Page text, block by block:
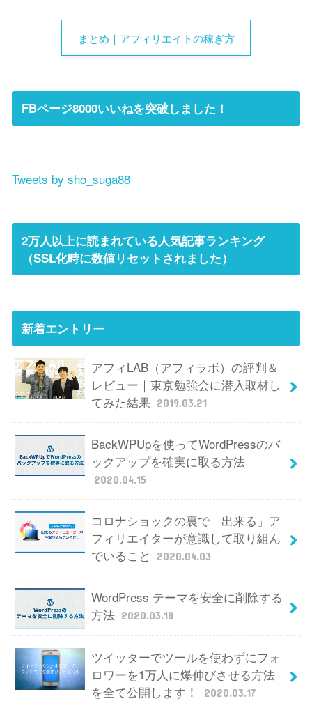
まとめ｜アフィリエイトの稼ぎ方
FBページ8000いいねを突破しました！
Tweets by sho_suga88
2万人以上に読まれている人気記事ランキング
（SSL化時に数値リセットされました）
新着エントリー
アフィLAB（アフィラボ）の評判＆
レビュー｜東京勉強会に潜入取材し
てみた結果
2019.03.21
BackWPUpを使ってWordPressのバ
ックアップを確実に取る方法
2020.04.15
コロナショックの裏で「出来る」ア
フィリエイターが意識して取り組ん
でいること
2020.04.03
WordPress テーマを安全に削除する
方法 2020.03.18
ツイッターでツールを使わずにフォ
ロワーを1万人に爆伸びさせる方法
を全て公開します！
2020.03.17